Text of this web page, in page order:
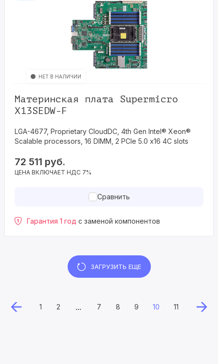
НЕТ В НАЛИЧИИ
Материнская плата Supermicro
X13SEDW-F
LGA-4677, Proprietary CloudDC, 4th Gen Intel® Xeon®
Scalable processors, 16 DIMM, 2 PCIe 5.0 x16 4C slots
72 511 руб.
ЦЕНА ВКЛЮЧАЕТ НДС 7%
Сравнить
Гарантия 1 год с заменой компонентов
ЗАГРУЗИТЬ ЕЩЕ
1 2 ... 7 8 9 10 11